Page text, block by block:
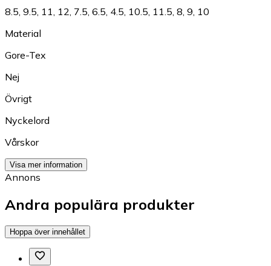
8.5 9.5 11 12 7.5 6.5 4.5 10.5 11.5 8 9 10
Material
Gore-Tex
Nej
Övrigt
Nyckelord
Vårskor
Visa mer information
Annons
Andra populära produkter
Hoppa över innehållet